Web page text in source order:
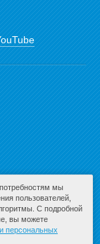
мы
пользователей,
С подробной
вы можете
персональных